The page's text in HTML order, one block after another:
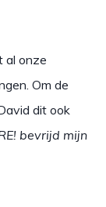
al onze
Om de
dit ook
bevrijd mijn